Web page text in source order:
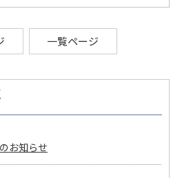
一覧ページ
お知らせ